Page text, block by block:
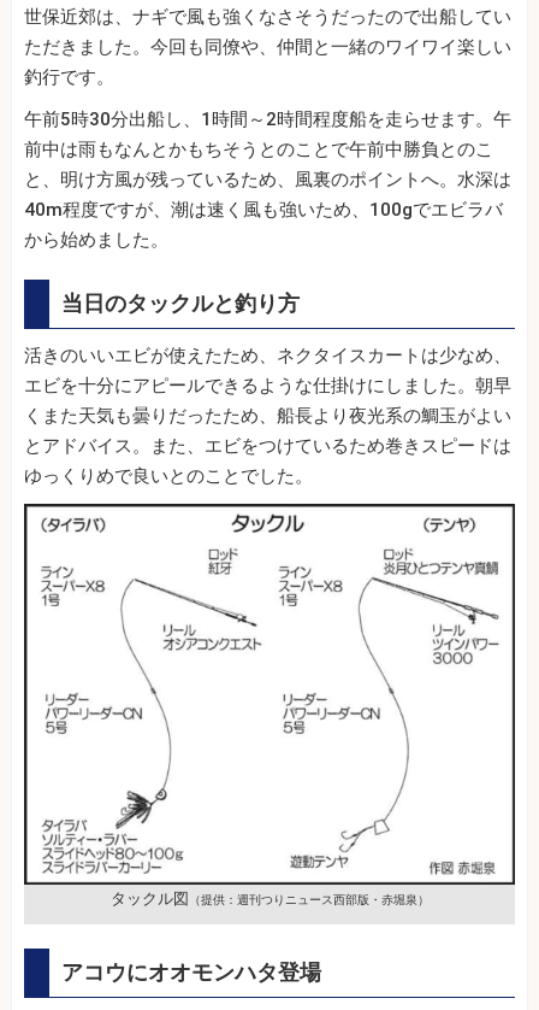
世保近郊は、ナギで風も強くなさそうだったので出船してい
ただきました。今回も同僚や、仲間と一緒のワイワイ楽しい
釣行です。
午前5時30分出船し、1時間～2時間程度船を走らせます。午
前中は雨もなんとかもちそうとのことで午前中勝負とのこ
と、明け方風が残っているため、風裏のポイントへ。水深は
40m程度ですが、潮は速く風も強いため、100gでエビラバ
から始めました。
当日のタックルと釣り方
活きのいいエビが使えたため、ネクタイスカートは少なめ、
エビを十分にアピールできるような仕掛けにしました。朝早
くまた天気も曇りだったため、船長より夜光系の鯛玉がよい
とアドバイス。また、エビをつけているため巻きスピードは
ゆっくりめで良いとのことでした。
タックル図 （提供：週刊つりニュース西部版・赤堀泉）
アコウにオオモンハタ登場